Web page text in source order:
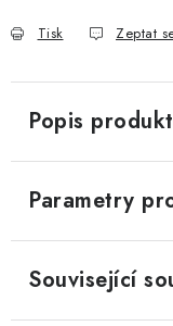
Tisk Zeptat
Popis
Parametry
Související